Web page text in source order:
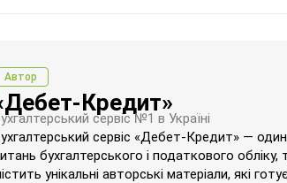
Автор
Кредит»
сервіс №1 в Україні
сервіс «Дебет-Кредит» — один
бухгалтерського і податкового
унікальні авторські матеріали, які